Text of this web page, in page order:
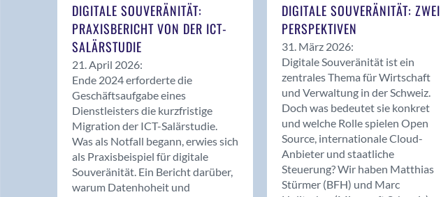
DIGITALE SOUVERÄNITÄT:
PRAXISBERICHT VON DER ICT-
SALÄRSTUDIE
21. April 2026:
Ende 2024 erforderte die
Geschäftsaufgabe eines
Dienstleisters die kurzfristige
Migration der ICT-Salärstudie.
Was als Notfall begann, erwies sich
als Praxisbeispiel für digitale
Souveränität. Ein Bericht darüber,
warum Datenhoheit und
DIGITALE SOUVERÄNITÄT: ZWEI
PERSPEKTIVEN
31. März 2026:
Digitale Souveränität ist ein
zentrales Thema für Wirtschaft
und Verwaltung in der Schweiz.
Doch was bedeutet sie konkret
und welche Rolle spielen Open
Source, internationale Cloud-
Anbieter und staatliche
Steuerung? Wir haben Matthias
Stürmer (BFH) und Marc